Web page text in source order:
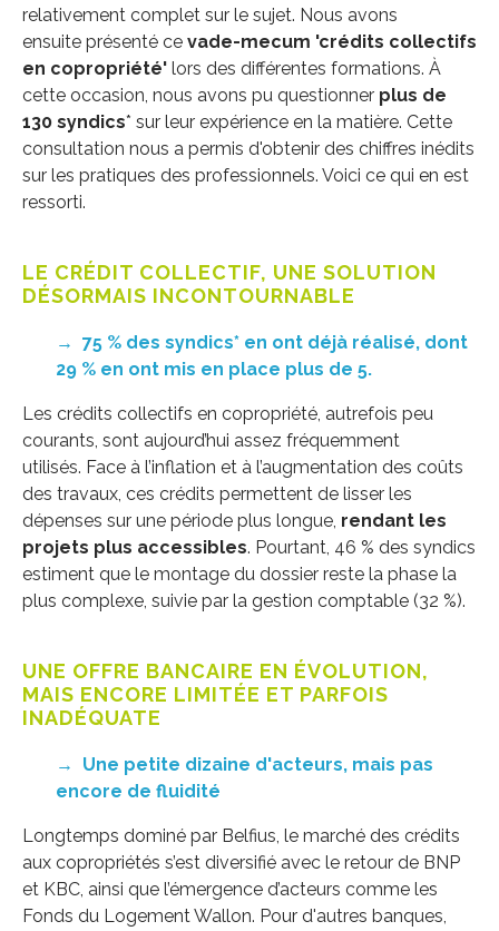
relativement complet sur le sujet. Nous avons
ensuite présenté ce vade-mecum 'crédits collectifs
en copropriété' lors des différentes formations. À
cette occasion, nous avons pu questionner plus de
130 syndics* sur leur expérience en la matière. Cette
consultation nous a permis d'obtenir des chiffres inédits
sur les pratiques des professionnels. Voici ce qui en est
ressorti.
LE CRÉDIT COLLECTIF, UNE SOLUTION
DÉSORMAIS INCONTOURNABLE
→ 75 % des syndics* en ont déjà réalisé, dont
29 % en ont mis en place plus de 5.
Les crédits collectifs en copropriété, autrefois peu
courants, sont aujourd’hui assez fréquemment
utilisés. Face à l’inflation et à l’augmentation des coûts
des travaux, ces crédits permettent de lisser les
dépenses sur une période plus longue, rendant les
projets plus accessibles. Pourtant, 46 % des syndics
estiment que le montage du dossier reste la phase la
plus complexe, suivie par la gestion comptable (32 %).
UNE OFFRE BANCAIRE EN ÉVOLUTION,
MAIS ENCORE LIMITÉE ET PARFOIS
INADÉQUATE
→
Une petite dizaine d'acteurs, mais pas
encore de fluidité
Longtemps dominé par Belfius, le marché des crédits
aux copropriétés s’est diversifié avec le retour de BNP
et KBC, ainsi que l’émergence d’acteurs comme les
Fonds du Logement Wallon. Pour d'autres banques,